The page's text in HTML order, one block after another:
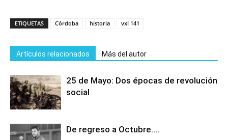
ETIQUETAS Córdoba historia vxl 141
Artículos relacionados Más del autor
25 de Mayo: Dos épocas de revolución
social
De regreso a Octubre….